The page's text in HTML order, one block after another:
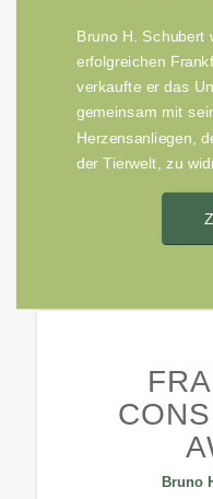
Bruno H. Schubert
erfolgreichen
verkaufte er das
gemeinsam mit
Herzensanliegen,
der Tierwelt, zu
Bruno